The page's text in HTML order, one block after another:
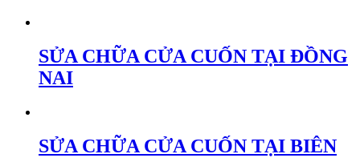
SỬA CHỮA CỬA CUỐN TẠI ĐỒNG
NAI
SỬA CHỮA CỬA CUỐN TẠI BIÊN